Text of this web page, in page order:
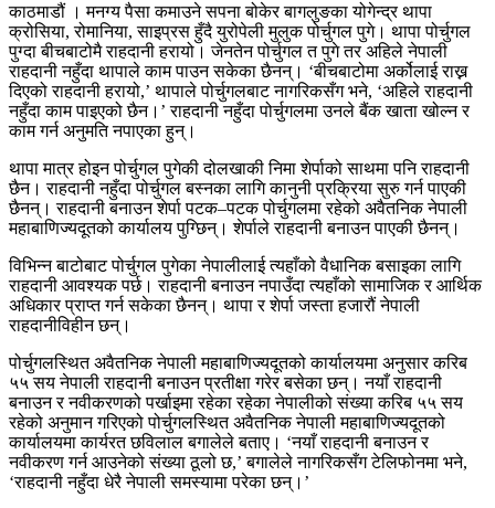
काठमाडौं । मनग्य पैसा कमाउने सपना बोकेर बागलुङका योगेन्द्र थापा
क्रोसिया, रोमानिया, साइप्रस हुँदै युरोपेली मुलुक पोर्चुगल पुगे। थापा पोर्चुगल
पुग्दा बीचबाटोमै राहदानी हरायो। जेनतेन पोर्चुगल त पुगे तर अहिले नेपाली
राहदानी नहुँदा थापाले काम पाउन सकेका छैनन्। ‘बीचबाटोमा अर्कोलाई राख्न
दिएको राहदानी हरायो,’ थापाले पोर्चुगलबाट नागरिकसँग भने, ‘अहिले राहदानी
नहुँदा काम पाइएको छैन।’ राहदानी नहुँदा पोर्चुगलमा उनले बैंक खाता खोल्न र
काम गर्न अनुमति नपाएका हुन्।
थापा मात्र होइन पोर्चुगल पुगेकी दोलखाकी निमा शेर्पाको साथमा पनि राहदानी
छैन। राहदानी नहुँदा पोर्चुगल बस्नका लागि कानुनी प्रक्रिया सुरु गर्न पाएकी
छैनन्। राहदानी बनाउन शेर्पा पटक–पटक पोर्चुगलमा रहेको अवैतनिक नेपाली
महाबाणिज्यदूतको कार्यालय पुग्छिन्। शेर्पाले राहदानी बनाउन पाएकी छैनन्।
विभिन्न बाटोबाट पोर्चुगल पुगेका नेपालीलाई त्यहाँको वैधानिक बसाइका लागि
राहदानी आवश्यक पर्छ। राहदानी बनाउन नपाउँदा त्यहाँको सामाजिक र आर्थिक
अधिकार प्राप्त गर्न सकेका छैनन्। थापा र शेर्पा जस्ता हजारौं नेपाली
राहदानीविहीन छन्।
पोर्चुगलस्थित अवैतनिक नेपाली महाबाणिज्यदूतको कार्यालयमा अनुसार करिब
५५ सय नेपाली राहदानी बनाउन प्रतीक्षा गरेर बसेका छन्। नयाँ राहदानी
बनाउन र नवीकरणको पर्खाइमा रहेका रहेका नेपालीको संख्या करिब ५५ सय
रहेको अनुमान गरिएको पोर्चुगलस्थित अवैतनिक नेपाली महाबाणिज्यदूतको
कार्यालयमा कार्यरत छविलाल बगालेले बताए। ‘नयाँ राहदानी बनाउन र
नवीकरण गर्न आउनेको संख्या ठूलो छ,’ बगालेले नागरिकसँग टेलिफोनमा भने,
‘राहदानी नहुँदा धेरै नेपाली समस्यामा परेका छन्।’